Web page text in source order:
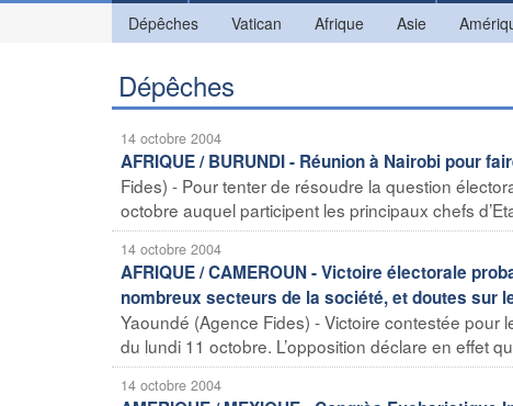
Dépêches Vatican Afrique Asie
Dépêches
14 octobre 2004
AFRIQUE / BURUNDI - Réunion à Nairobi pour
Fides) - Pour tenter de résoudre la question
octobre auquel participent les principaux chefs
14 octobre 2004
AFRIQUE / CAMEROUN - Victoire électorale
nombreux secteurs de la société, et doutes sur
Yaoundé (Agence Fides) - Victoire contestée pour
du lundi 11 octobre. L’opposition déclare en effet
14 octobre 2004